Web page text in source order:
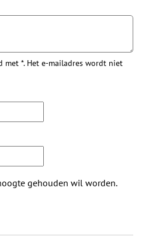
met *. Het e-mailadres wordt niet
gehouden wil worden.